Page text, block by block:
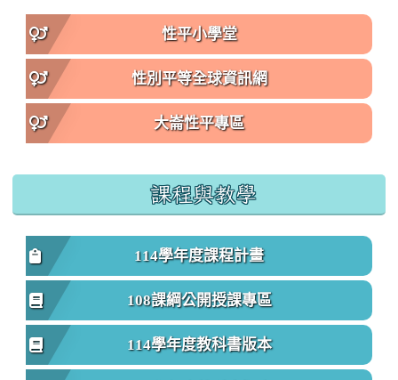
性平小學堂
性別平等全球資訊網
大崙性平專區
課程與教學
114學年度課程計畫
108課綱公開授課專區
114學年度教科書版本